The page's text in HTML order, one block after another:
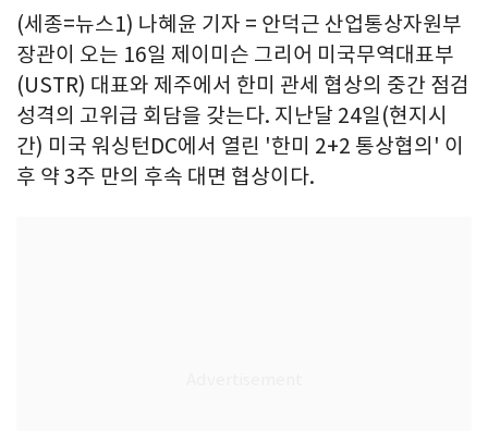
(세종=뉴스1) 나혜윤 기자 = 안덕근 산업통상자원부
장관이 오는 16일 제이미슨 그리어 미국무역대표부
(USTR) 대표와 제주에서 한미 관세 협상의 중간 점검
성격의 고위급 회담을 갖는다. 지난달 24일(현지시
간) 미국 워싱턴DC에서 열린 '한미 2+2 통상협의' 이
후 약 3주 만의 후속 대면 협상이다.